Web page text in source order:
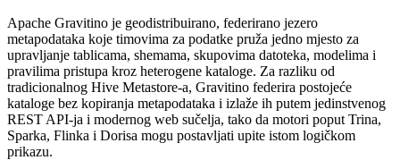
Apache Gravitino je geodistribuirano, federirano jezero
metapodataka koje timovima za podatke pruža jedno mjesto za
upravljanje tablicama, shemama, skupovima datoteka, modelima i
pravilima pristupa kroz heterogene kataloge. Za razliku od
tradicionalnog Hive Metastore-a, Gravitino federira postojeće
kataloge bez kopiranja metapodataka i izlaže ih putem jedinstvenog
REST API-ja i modernog web sučelja, tako da motori poput Trina,
Sparka, Flinka i Dorisa mogu postavljati upite istom logičkom
prikazu.